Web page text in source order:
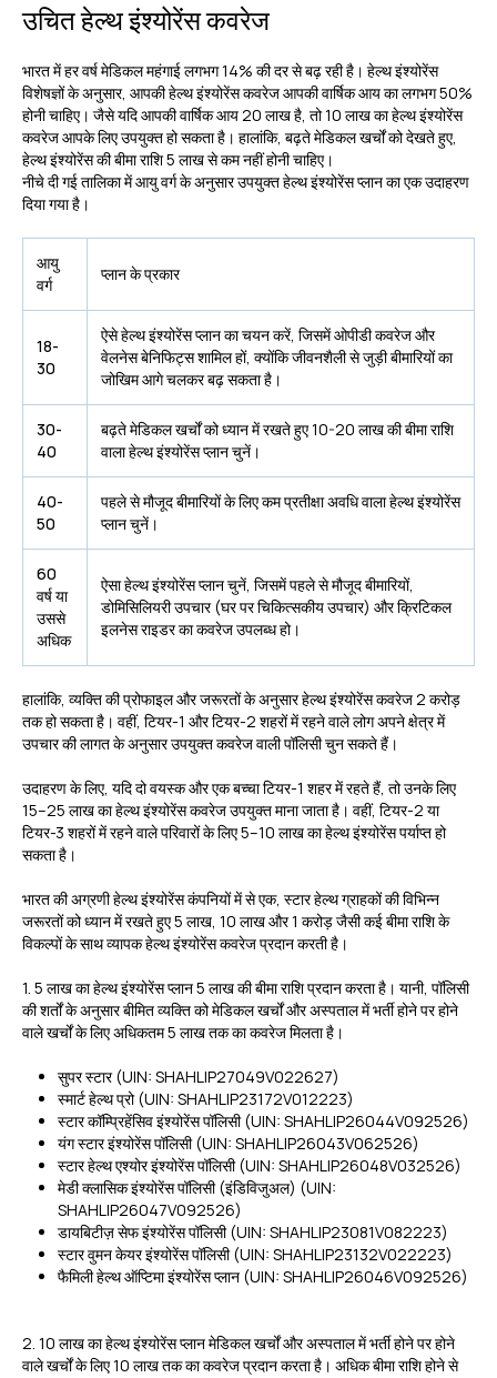
उचित हेल्थ इंश्योरेंस कवरेज
भारत में हर वर्ष मेडिकल महंगाई लगभग 14% की दर से बढ़ रही है। हेल्थ इंश्योरेंस
विशेषज्ञों के अनुसार, आपकी हेल्थ इंश्योरेंस कवरेज आपकी वार्षिक आय का लगभग 50%
होनी चाहिए। जैसे यदि आपकी वार्षिक आय ₹20 लाख है, तो ₹10 लाख का हेल्थ इंश्योरेंस
कवरेज आपके लिए उपयुक्त हो सकता है। हालांकि, बढ़ते मेडिकल खर्चों को देखते हुए,
हेल्थ इंश्योरेंस की बीमा राशि ₹5 लाख से कम नहीं होनी चाहिए।
नीचे दी गई तालिका में आयु वर्ग के अनुसारउपयुक्त हेल्थ इंश्योरेंस प्लानका एक उदाहरण
दिया गया है।
आयु
वर्ग
प्लान के प्रकार
18-
30
ऐसे हेल्थ इंश्योरेंस प्लान का चयन करें, जिसमें ओपीडी कवरेज और
वेलनेस बेनिफिट्स शामिल हों, क्योंकि जीवनशैली से जुड़ी बीमारियों का
जोखिम आगे चलकर बढ़ सकता है।
30-
40
बढ़ते मेडिकल खर्चों को ध्यान में रखते हुए ₹10-20 लाख की बीमा राशि
वाला हेल्थ इंश्योरेंस प्लान चुनें।
40-
50
पहले से मौजूद बीमारियों के लिए कम प्रतीक्षा अवधि वाला हेल्थ इंश्योरेंस
प्लान चुनें।
60
वर्ष या
उससे
अधिक
ऐसा हेल्थ इंश्योरेंस प्लान चुनें, जिसमें पहले से मौजूद बीमारियों,
डोमिसिलियरी उपचार (घर पर चिकित्सकीय उपचार) और क्रिटिकल
इलनेस राइडर का कवरेज उपलब्ध हो।
हालांकि, व्यक्ति की प्रोफाइल और जरूरतों के अनुसार हेल्थ इंश्योरेंस कवरेज ₹2 करोड़
तक हो सकता है। वहीं, टियर-1 और टियर-2 शहरों में रहने वाले लोग अपने क्षेत्र में
उपचार की लागत के अनुसार उपयुक्त कवरेज वाली पॉलिसी चुन सकते हैं।
उदाहरण के लिए, यदि दो वयस्क और एक बच्चा टियर-1 शहर में रहते हैं, तो उनके लिए
₹15–25 लाख का हेल्थ इंश्योरेंस कवरेज उपयुक्त माना जाता है। वहीं, टियर-2 या
टियर-3 शहरों में रहने वाले परिवारों के लिए ₹5–10 लाख का हेल्थ इंश्योरेंस पर्याप्त हो
सकता है।
भारत की अग्रणी हेल्थ इंश्योरेंस कंपनियों में से एक, स्टार हेल्थ ग्राहकों की विभिन्न
जरूरतों को ध्यान में रखते हुए ₹5 लाख, ₹10 लाख और ₹1 करोड़ जैसी कई बीमा राशि के
विकल्पों के साथ व्यापक हेल्थ इंश्योरेंस कवरेज प्रदान करती है।
1. ₹5 लाख का हेल्थ इंश्योरेंस प्लान ₹5 लाख की बीमा राशि प्रदान करता है। यानी, पॉलिसी
की शर्तों के अनुसार बीमित व्यक्ति को मेडिकल खर्चों और अस्पताल में भर्ती होने पर होने
वाले खर्चों के लिए अधिकतम ₹5 लाख तक का कवरेज मिलता है।
सुपर स्टार (UIN: SHAHLIP27049V022627)
स्मार्ट हेल्थ प्रो (UIN: SHAHLIP23172V012223)
स्टार कॉम्प्रिहेंसिव इंश्योरेंस पॉलिसी (UIN: SHAHLIP26044V092526)
यंग स्टार इंश्योरेंस पॉलिसी (UIN: SHAHLIP26043V062526)
स्टार हेल्थ एश्योर इंश्योरेंस पॉलिसी (UIN: SHAHLIP26048V032526)
मेडी क्लासिक इंश्योरेंस पॉलिसी (इंडिविजुअल) (UIN:
SHAHLIP26047V092526)
डायबिटीज़ सेफ इंश्योरेंस पॉलिसी (UIN: SHAHLIP23081V082223)
स्टार वुमन केयर इंश्योरेंस पॉलिसी (UIN: SHAHLIP23132V022223)
फैमिली हेल्थ ऑप्टिमा इंश्योरेंस प्लान (UIN: SHAHLIP26046V092526)
2. ₹10 लाख का हेल्थ इंश्योरेंस प्लान मेडिकल खर्चों और अस्पताल में भर्ती होने पर होने
वाले खर्चों के लिए ₹10 लाख तक का कवरेज प्रदान करता है। अधिक बीमा राशि होने से